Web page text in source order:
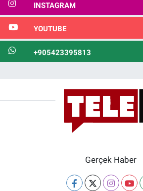
INSTAGRAM
YOUTUBE
+905423395813
Gerçek Haber